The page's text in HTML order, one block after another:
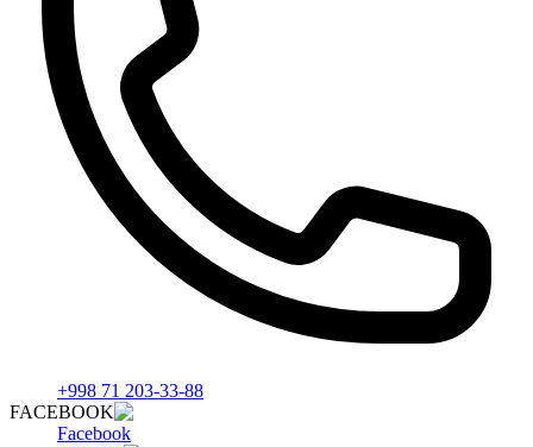
+998 71 203-33-88
FACEBOOK
Facebook